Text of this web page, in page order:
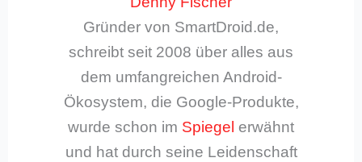
Gründer von SmartDroid.de,
schreibt seit 2008 über alles aus
dem umfangreichen Android-
Ökosystem, die Google-Produkte,
wurde schon im Spiegel erwähnt
und hat durch seine Leidenschaft